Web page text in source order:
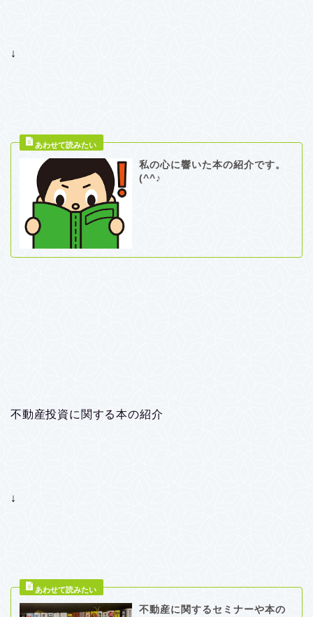
↓
私の心に響いた本の紹介です。
(^^♪
不動産投資に関する本の紹介
↓
不動産に関するセミナーや本の